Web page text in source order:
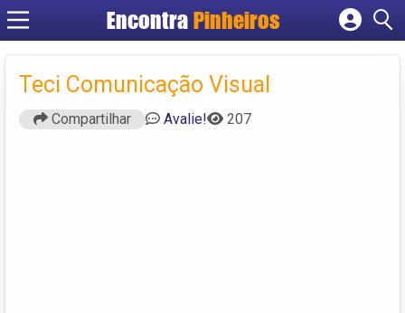
EncontraPinheiros
Cadastrar empresa
Fazer login
Criar conta
Teci Comunicação Visual
Compartilhar Avalie! 207